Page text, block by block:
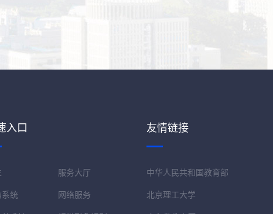
入口
服务大厅
系统 网络服务
友情链接
中华人民共和国教育部
北京理工大学